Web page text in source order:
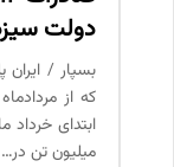
دولت سیزدهم/
بسپار /
میلیون تن در…